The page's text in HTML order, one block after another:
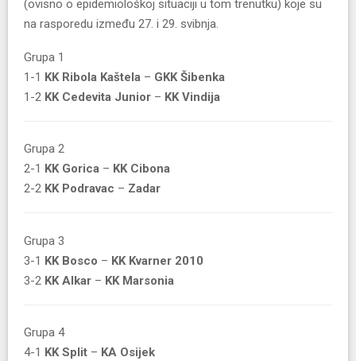
(ovisno o epidemiološkoj situaciji u tom trenutku) koje su
na rasporedu između 27. i 29. svibnja.
Grupa 1
1-1 KK Ribola Kaštela – GKK Šibenka
1-2 KK Cedevita Junior – KK Vindija
Grupa 2
2-1 KK Gorica – KK Cibona
2-2 KK Podravac – Zadar
Grupa 3
3-1 KK Bosco – KK Kvarner 2010
3-2 KK Alkar – KK Marsonia
Grupa 4
4-1 KK Split – KA Osijek